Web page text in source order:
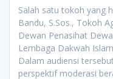
Salah satu tokoh yang
Bandu, S.Sos., Tokoh
Dewan Penasihat
Lembaga Dakwah
Dalam audiensi
perspektif moderasi